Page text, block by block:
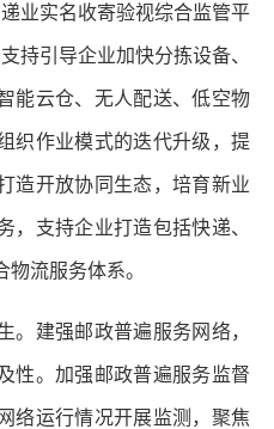
业实名收寄验视综合监管平
持引导企业加快分拣设备、
能云仓、无人配送、低空物
织作业模式的迭代升级，提
造开放协同生态，培育新业
，支持企业打造包括快递、
流服务体系。
建强邮政普遍服务网络，
性。加强邮政普遍服务监督
络运行情况开展监测，聚焦